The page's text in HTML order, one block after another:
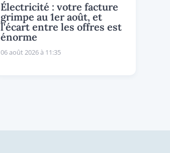
Électricité : votre facture
grimpe au 1er août, et
l'écart entre les offres est
énorme
06 août 2026 à 11:35